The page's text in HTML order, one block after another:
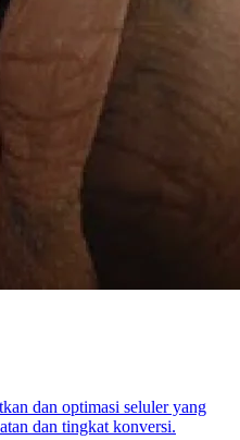
dan optimasi seluler yang
dan tingkat konversi.